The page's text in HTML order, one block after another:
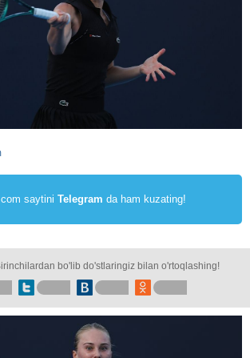
saytini Telegram da ham kuzating!
bo'lib do'stlaringiz bilan o'rtoqlashing!